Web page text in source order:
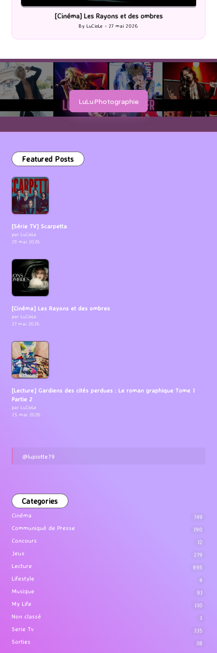
in
[Cinéma] Les Rayons et des ombres
Posted
by
By LuCioLe 27 mai 2026
LuLu Photographie
Featured Posts
[Série TV] Scarpetta
par LuCioLe
29 mai 2026
[Cinéma] Les Rayons et des ombres
par LuCioLe
27 mai 2026
[Lecture] Gardiens des cités perdues : Le roman graphique Tome 1
Partie 2
par LuCioLe
25 mai 2026
@lupiotte79
Categories
Cinéma 749
Communiqué de Presse 190
Concours 12
Jeux 279
Lecture 895
Lifestyle 4
Musique 91
My Life 110
Non classé 1
Serie Tv 335
Sorties 38